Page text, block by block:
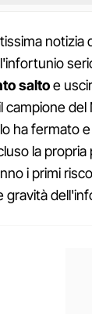
notizia
saltoe
campione
ha fermato
la
i primi
gravità